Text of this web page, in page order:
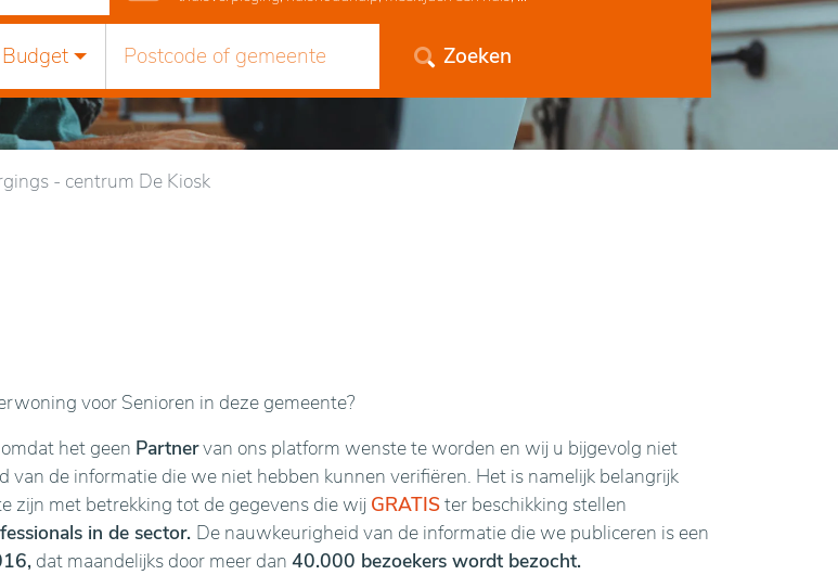
Budget Zoeken
- centrum De Kiosk
voor Senioren in deze gemeente?
het geen Partnervan ons platform wenste te worden en wij u bijgevolg niet
de informatie die we niet hebben kunnen verifiëren. Het is namelijk belangrijk
zijn met betrekking tot de gegevens die wij GRATISter beschikking stellen
in de sector. De nauwkeurigheid van de informatie die we publiceren is een
dat maandelijks door meer dan 40.000 bezoekers wordt bezocht.